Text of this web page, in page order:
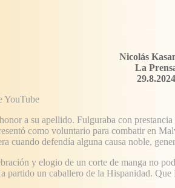
Nicolás
La
29.8.2024
YouTube
a su apellido. Fulguraba con
como voluntario para combatir en
cuando defendía alguna causa noble,
y elogio de un corte de manga no
partido un caballero de la Hispanidad. Que